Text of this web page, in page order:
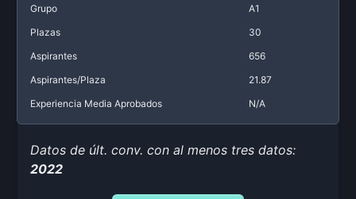
Grupo
A1
Plazas
30
Aspirantes
656
Aspirantes/Plaza
21.87
Experiencia Media Aprobados
N/A
Datos de últ. conv. con al menos tres datos:
2022